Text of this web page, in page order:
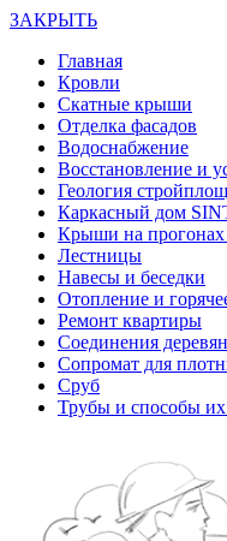
ЗАКРЫТЬ
Главная
Кровли
Скатные крыши
Отделка фасадов
Водоснабжение
Восстановление и
Геология
Каркасный дом
Крыши на
Лестницы
Навесы и беседки
Отопление и
Ремонт квартиры
Соединения
Сопромат для
Сруб
Трубы и способы